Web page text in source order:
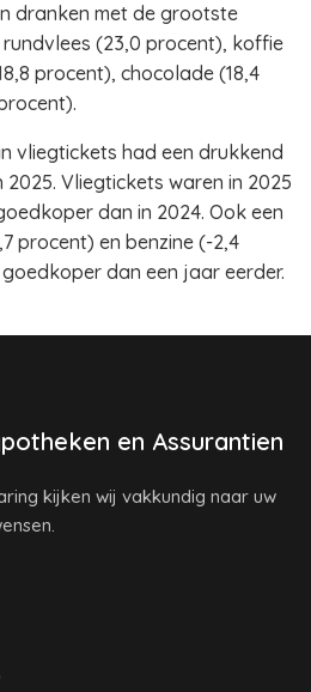
dranken met de grootste
(23,0 procent), koffie
procent), chocolade (18,4
vliegtickets had een drukkend
Vliegtickets waren in 2025
dan in 2024. Ook een
procent) en benzine (-2,4
dan een jaar eerder.
en Assurantien
kijken wij vakkundig naar uw